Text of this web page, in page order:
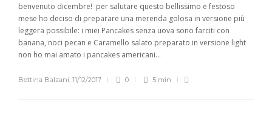
benvenuto dicembre! per salutare questo bellissimo e festoso
mese ho deciso di preparare una merenda golosa in versione più
leggera possibile: i miei Pancakes senza uova sono farciti con
banana, noci pecan e Caramello salato preparato in versione light
non ho mai amato i pancakes americani...
Bettina Balzani, 11/12/2017 0 5 min